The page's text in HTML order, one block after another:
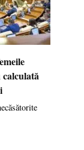
calculată